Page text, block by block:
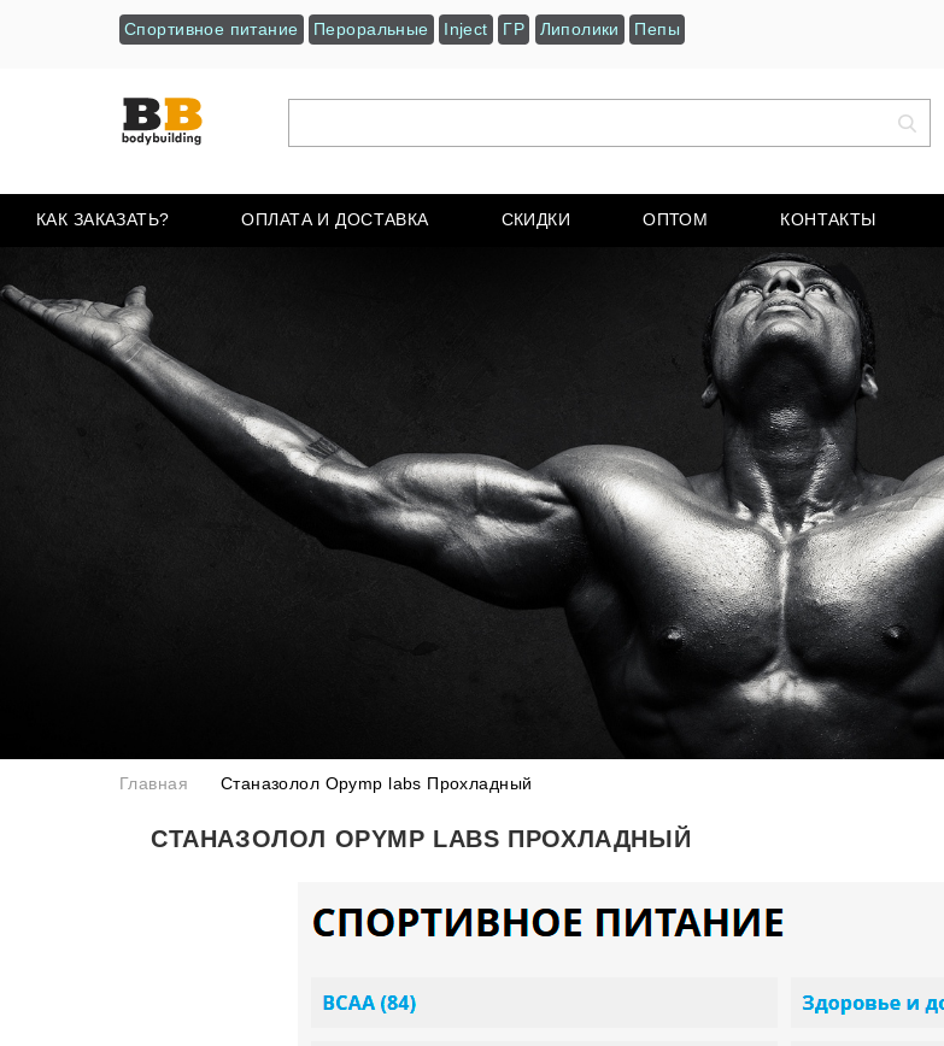
Спортивное питание Пероральные Inject ГР Липолики Пепы
КАК ЗАКАЗАТЬ? ОПЛАТА И ДОСТАВКА СКИДКИ ОПТОМ КОНТАКТЫ
Главная Станазолол Opymp labs Прохладный
СТАНАЗОЛОЛ OPYMP LABS ПРОХЛАДНЫЙ